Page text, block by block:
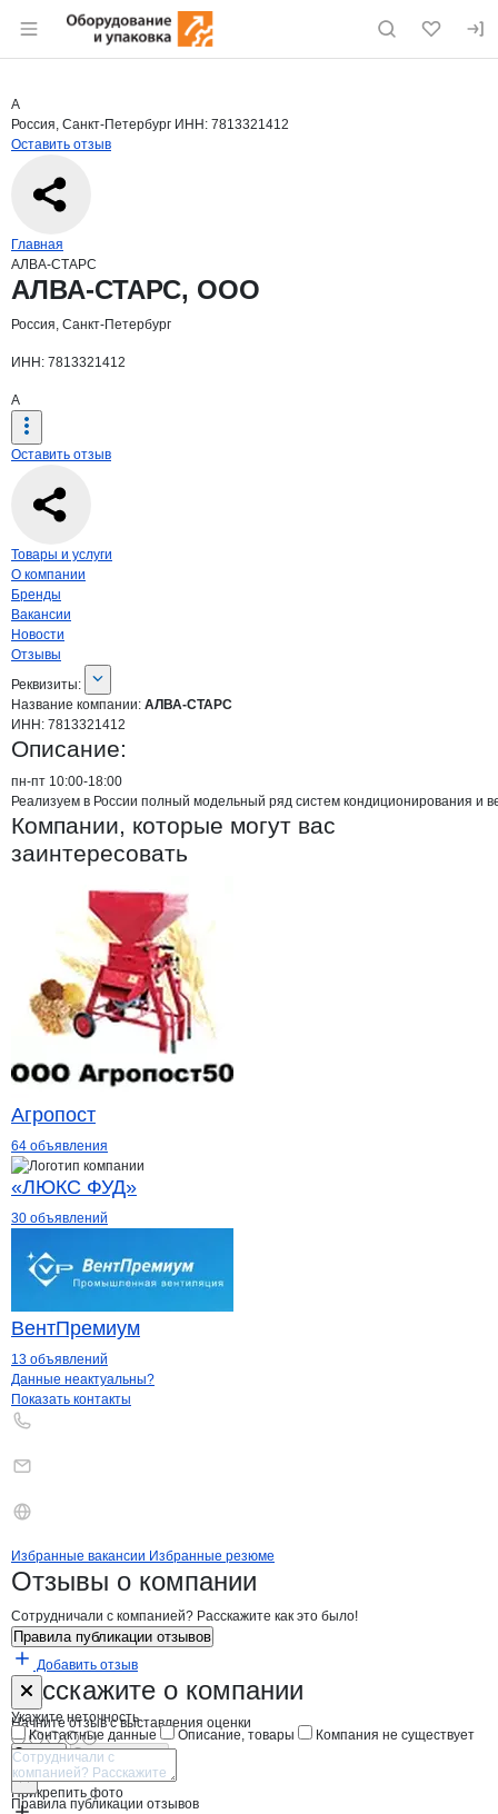
Раздел навигации по сайту eqinfo.ru
Страница компании
Страница компании
Краткая информация о компании
А
Россия, Санкт-Петербург ИНН: 7813321412
Оставить отзыв
Навигация по сайту
Главная
АЛВА-СТАРС
Основная информация о компании
АЛВА-СТАРС, ООО
Россия, Санкт-Петербург
ИНН: 7813321412
А
Оставить отзыв
Навигация по странице
Товары и услуги
О компании
Бренды
Вакансии
Новости
Отзывы
О компании
Реквизиты
Реквизиты:
Название компании: АЛВА-СТАРС
ИНН: 7813321412
Описание:
пн-пт 10:00-18:00
Реализуем в России полный модельный ряд систем кондиционирования и
Компании, которые могут вас
заинтересовать
Агропост
64 объявления
«ЛЮКС ФУД»
30 объявлений
ВентПремиум
13 объявлений
Контактыкомпании
+7(800)000-00-..
Данные неактуальны?
Показать контакты
Брендыкомпани АЛВА-СТАРС
Вакансии вАЛВА-СТАРС
Избранные вакансии Избранные резюме
Новости oАЛВА-СТАРС, ООО
Отзывы о компании
Сотрудничали с компанией? Расскажите как это было!
Правила публикации отзывов
Добавить отзыв
Расскажите о компании
Начните отзыв с выставления оценки
Прикрепить фото
Форма обратной связи о неточностях
Укажите неточность
Контактные данные
Описание, товары Компания не существует
Отмена Опубликовать
Правила публикации отзывов